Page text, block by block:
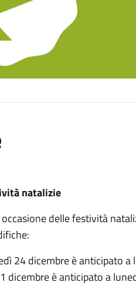
natalizie
delle festività
24 dicembre è anticipato
dicembre è anticipato a